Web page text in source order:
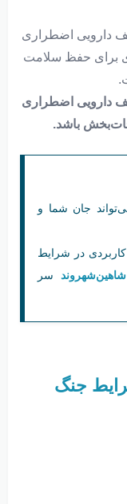
دارویی اضطراری
برای حفظ سلامت
دارویی اضطراری
باشد.
جان شما و
در شرایط
شاهین‌شهروند سر
جنگ